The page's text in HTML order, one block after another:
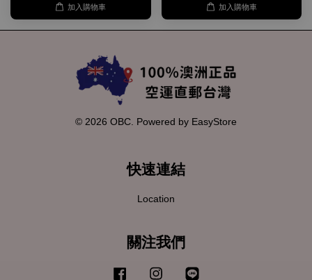
加入購物車 加入購物車
© 2026 OBC. Powered by EasyStore
快速連結
Location
關注我們
Facebook Instagram